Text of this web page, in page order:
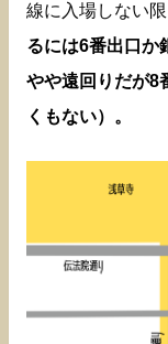
線に入場しない
るには6番出口か
やや遠回りだが8
くもない）。